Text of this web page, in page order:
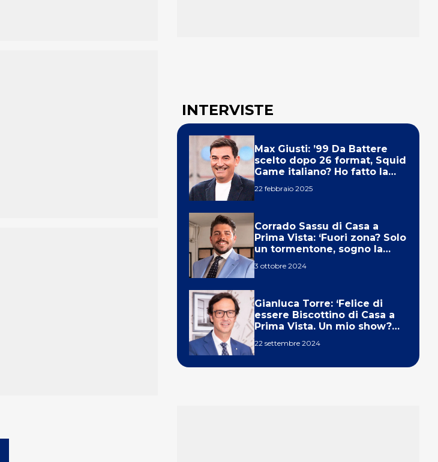
INTERVISTE
Max Giusti: ’99 Da Battere
scelto dopo 26 format, Squid
Game italiano? Ho fatto la
22 febbraio 2025
Corrado Sassu di Casa a
Prima Vista: ‘Fuori zona? Solo
un tormentone, sogno la
3 ottobre 2024
Gianluca Torre: ‘Felice di
essere Biscottino di Casa a
Prima Vista. Un mio show?
22 settembre 2024